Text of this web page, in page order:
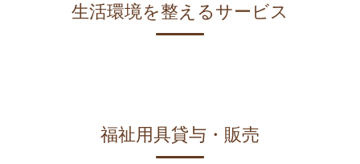
生活環境を整えるサービス
福祉用具貸与・販売